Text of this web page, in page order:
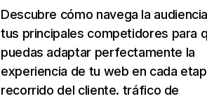
Descubre cómo navega la
tus principales competidores para
puedas adaptar perfectamente la
experiencia de tu web en cada
recorrido del cliente. tráfico de